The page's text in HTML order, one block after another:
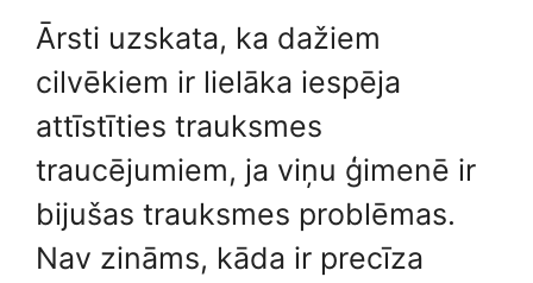
Ārsti uzskata, ka dažiem
cilvēkiem ir lielāka iespēja
attīstīties trauksmes
traucējumiem, ja viņu ģimenē ir
bijušas trauksmes problēmas.
Nav zināms, kāda ir precīza